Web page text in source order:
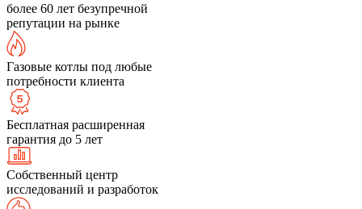
более 60 лет безупречной
репутации на рынке
Газовые котлы под любые
потребности клиента
Бесплатная расширенная
гарантия до 5 лет
Собственный центр
исследований и разработок